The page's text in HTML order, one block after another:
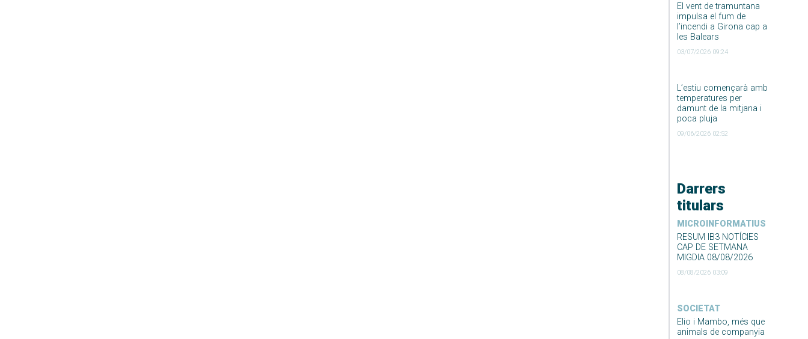
El vent de tramuntana
impulsa el fum de
l’incendi a Girona cap a
les Balears
03/07/2026 09:24
L’estiu començarà amb
temperatures per
damunt de la mitjana i
poca pluja
09/06/2026 02:52
Darrers
titulars
MICROINFORMATIUS
RESUM IB3 NOTÍCIES
CAP DE SETMANA
MIGDIA 08/08/2026
08/08/2026 03:09
SOCIETAT
Elio i Mambo, més que
animals de companyia